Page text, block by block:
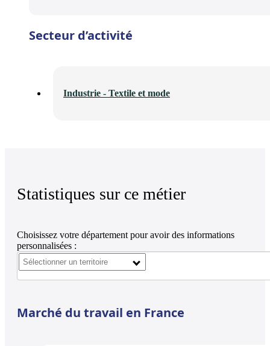
Secteur d’activité
Industrie - Textile et mode
Statistiques sur ce métier
Choisissez votre département pour avoir des informations
personnalisées :
Marché du travail en France